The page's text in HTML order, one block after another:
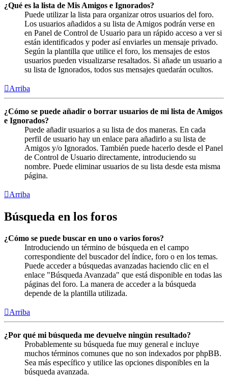
¿Qué es la lista de Mis Amigos e Ignorados?
Puede utilizar la lista para organizar otros usuarios del foro.
Los usuarios añadidos a su lista de Amigos podrán verse en
en Panel de Control de Usuario para un rápido acceso a ver si
están identificados y poder así enviarles un mensaje privado.
Según la plantilla que utilice el foro, los mensajes de estos
usuarios pueden visualizarse resaltados. Si añade un usuario a
su lista de Ignorados, todos sus mensajes quedarán ocultos.
Arriba
¿Cómo se puede añadir o borrar usuarios de mi lista de Amigos
e Ignorados?
Puede añadir usuarios a su lista de dos maneras. En cada
perfil de usuario hay un enlace para añadirlo a su lista de
Amigos y/o Ignorados. También puede hacerlo desde el Panel
de Control de Usuario directamente, introduciendo su
nombre. Puede eliminar usuarios de su lista desde esta misma
página.
Arriba
Búsqueda en los foros
¿Cómo se puede buscar en uno o varios foros?
Introduciendo un término de búsqueda en el campo
correspondiente del buscador del índice, foro o en los temas.
Puede acceder a búsquedas avanzadas haciendo clic en el
enlace "Búsqueda Avanzada" que está disponible en todas las
páginas del foro. La manera de acceder a la búsqueda
depende de la plantilla utilizada.
Arriba
¿Por qué mi búsqueda me devuelve ningún resultado?
Probablemente su búsqueda fue muy general e incluye
muchos términos comunes que no son indexados por phpBB.
Sea más específico y utilice las opciones disponibles en la
búsqueda avanzada.